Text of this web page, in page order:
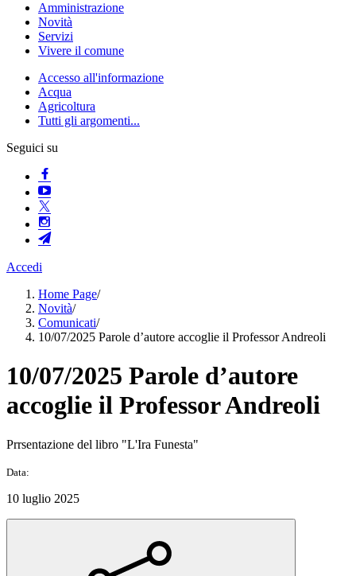
Amministrazione
Novità
Servizi
Vivere il comune
Accesso all'informazione
Acqua
Agricoltura
Tutti gli argomenti...
Seguici su
Accedi
Home Page/
Novità/
Comunicati/
10/07/2025 Parole d’autore accoglie il Professor Andreoli
10/07/2025 Parole d’autore
accoglie il Professor Andreoli
Prrsentazione del libro "L'Ira Funesta"
Data:
10 luglio 2025